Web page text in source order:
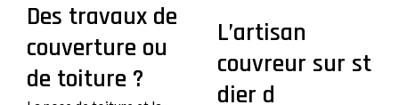
Des travaux de
couverture ou
de toiture ?
L’artisan
couvreur sur st
dier d